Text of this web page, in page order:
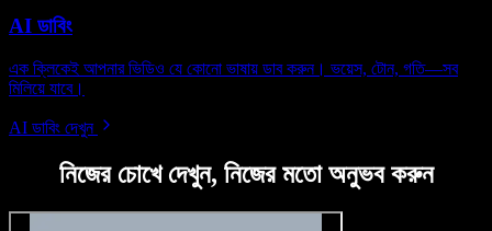
AI ডাবিং
এক ক্লিকেই আপনার ভিডিও যে কোনো ভাষায় ডাব করুন। ভয়েস, টোন, গতি—সব
মিলিয়ে যাবে।
AI ডাবিং দেখুন
নিজের চোখে দেখুন, নিজের মতো অনুভব করুন